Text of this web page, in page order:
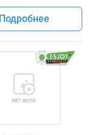
Подробнее